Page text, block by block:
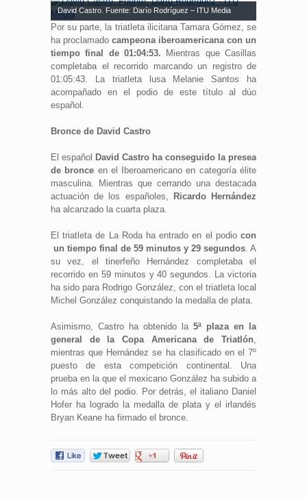
David Castro. Fuente: Darío Rodríguez – ITU Media
Por su parte, la triatleta ilicitana Tamara Gómez, se
ha proclamado campeona iberoamericana con un
tiempo final de 01:04:53. Mientras que Casillas
completaba el recorrido marcando un registro de
01:05:43. La triatleta lusa Melanie Santos ha
acompañado en el podio de este título al dúo
español.
Bronce de David Castro
El español David Castro ha conseguido la presea
de bronce en el Iberoamericano en categoría élite
masculina. Mientras que cerrando una destacada
actuación de los españoles,
Ricardo Hernández
ha alcanzado la cuarta plaza.
El triatleta de La Roda ha entrado en el podio con
un tiempo final de 59 minutos y 29 segundos. A
su vez, el tinerfeño Hernández completaba el
recorrido en 59 minutos y 40 segundos. La victoria
ha sido para Rodrigo González, con el triatleta local
Michel González conquistando la medalla de plata.
Asimismo, Castro ha obtenido la 5ª plaza en la
general de la Copa Americana de Triatlón,
mientras que Hernández se ha clasificado en el 7º
puesto de esta competición continental. Una
prueba en la que el mexicano González ha subido a
lo más alto del podio. Por detrás, el italiano Daniel
Hofer ha logrado la medalla de plata y el irlandés
Bryan Keane ha firmado el bronce.